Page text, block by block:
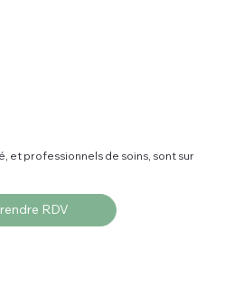
et professionnels de soins, sont sur
RDV